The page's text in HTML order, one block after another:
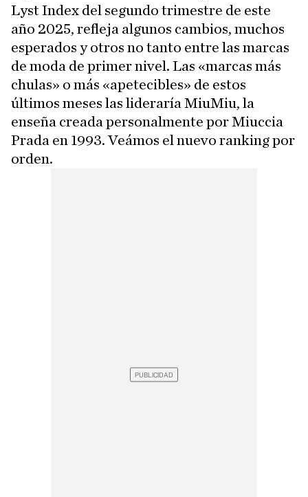
Lyst Index del segundo trimestre de este
año 2025, refleja algunos cambios, muchos
esperados y otros no tanto entre las marcas
de moda de primer nivel. Las «marcas más
chulas» o más «apetecibles» de estos
últimos meses las lideraría MiuMiu, la
enseña creada personalmente por Miuccia
Prada en 1993. Veámos el nuevo ranking por
orden.